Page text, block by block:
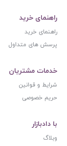
راهنمای خرید
راهنمای خرید
پرسش های متداول
خدمات مشتریان
شرایط و قوانین
حریم خصوصی
با دادبازار
وبلاگ